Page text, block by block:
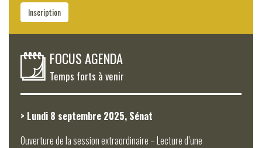
Inscription
FOCUS AGENDA
Temps forts à venir
> Lundi 8 septembre 2025, Sénat
Ouverture de la session extraordinaire – Lecture d’une